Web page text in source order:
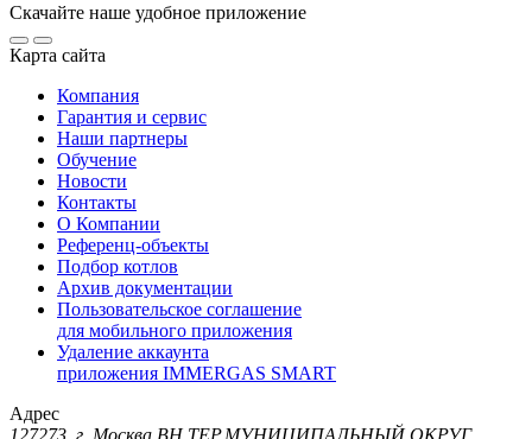
Скачайте наше удобное приложение
Карта сайта
Компания
Гарантия и сервис
Наши партнеры
Обучение
Новости
Контакты
О Компании
Референц-объекты
Подбор котлов
Архив документации
Пользовательское соглашение
для мобильного приложения
Удаление аккаунта
приложения IMMERGAS SMART
Адрес
127273, г. Москва ВН.ТЕР.МУНИЦИПАЛЬНЫЙ ОКРУГ